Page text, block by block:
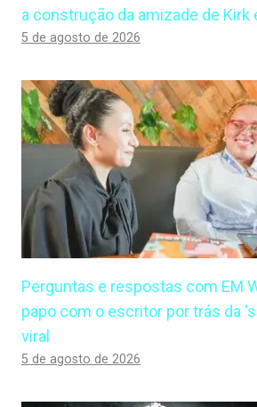
a construção da amizade de Kirk
5 de agosto de 2026
Perguntas e respostas com EM
papo com o escritor por trás da
viral
5 de agosto de 2026